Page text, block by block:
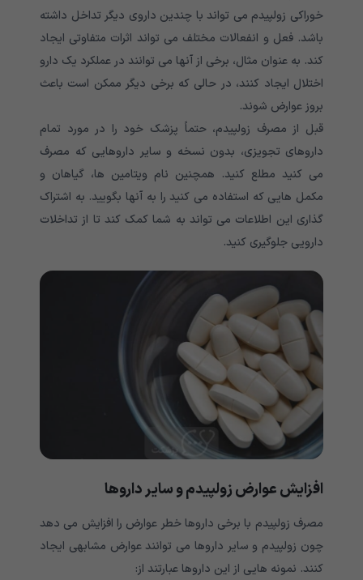
خوراکی زولپیدم می تواند با چندین داروی دیگر تداخل داشته
باشد. فعل و انفعالات مختلف می تواند اثرات متفاوتی ایجاد
کند. به عنوان مثال، برخی از آنها می توانند در عملکرد یک دارو
اختلال ایجاد کنند، در حالی که برخی دیگر ممکن است باعث
بروز عوارض شوند.
قبل از مصرف زولپیدم، حتماً پزشک خود را در مورد تمام
داروهای تجویزی، بدون نسخه و سایر داروهایی که مصرف
می کنید مطلع کنید. همچنین نام ویتامین ها، گیاهان و
مکمل هایی که استفاده می کنید را به آنها بگویید. به اشتراک
گذاری این اطلاعات می تواند به شما کمک کند تا از تداخلات
دارویی جلوگیری کنید.
افزایش عوارض زولپیدم و سایر داروها
مصرف زولپیدم با برخی داروها خطر عوارض را افزایش می دهد
چون زولپیدم و سایر داروها می توانند عوارض مشابهی ایجاد
کنند. نمونه هایی از این داروها عبارتند از: